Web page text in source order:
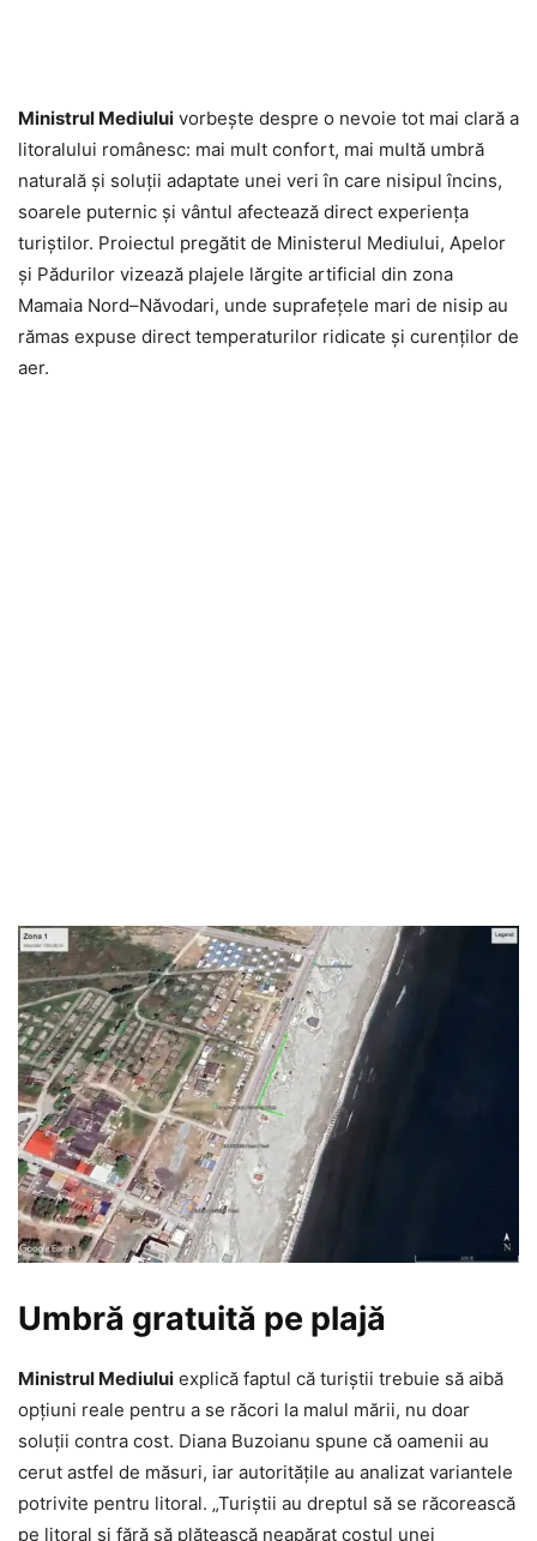
Ministrul Mediului vorbește despre o nevoie tot mai clară a
litoralului românesc: mai mult confort, mai multă umbră
naturală și soluții adaptate unei veri în care nisipul încins,
soarele puternic și vântul afectează direct experiența
turiștilor. Proiectul pregătit de Ministerul Mediului, Apelor
și Pădurilor vizează plajele lărgite artificial din zona
Mamaia Nord–Năvodari, unde suprafețele mari de nisip au
rămas expuse direct temperaturilor ridicate și curenților de
aer.
Umbră gratuită pe plajă
Ministrul Mediului explică faptul că turiștii trebuie să aibă
opțiuni reale pentru a se răcori la malul mării, nu doar
soluții contra cost. Diana Buzoianu spune că oamenii au
cerut astfel de măsuri, iar autoritățile au analizat variantele
potrivite pentru litoral. „Turiștii au dreptul să se răcorească
pe litoral și fără să plătească neapărat costul unei